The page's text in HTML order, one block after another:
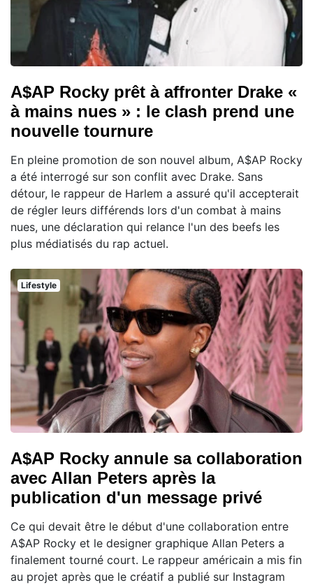
A$AP Rocky prêt à affronter Drake «
à mains nues » : le clash prend une
nouvelle tournure
En pleine promotion de son nouvel album, A$AP Rocky
a été interrogé sur son conflit avec Drake. Sans
détour, le rappeur de Harlem a assuré qu'il accepterait
de régler leurs différends lors d'un combat à mains
nues, une déclaration qui relance l'un des beefs les
plus médiatisés du rap actuel.
Lifestyle
A$AP Rocky annule sa collaboration
avec Allan Peters après la
publication d'un message privé
Ce qui devait être le début d'une collaboration entre
A$AP Rocky et le designer graphique Allan Peters a
finalement tourné court. Le rappeur américain a mis fin
au projet après que le créatif a publié sur Instagram